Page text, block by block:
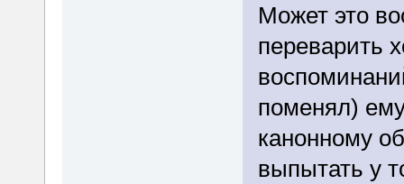
Может это
переварить
поменял)
канонному
выпытать у